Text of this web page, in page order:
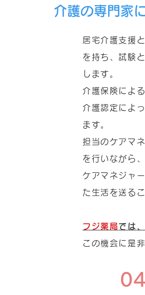
介護の専門家
居宅介護支援
を持ち、試験
します。
介護保険によ
介護認定によ
ます。
担当のケアマ
を行いながら
ケアマネジャ
た生活を送る
フジ薬局では
この機会に是